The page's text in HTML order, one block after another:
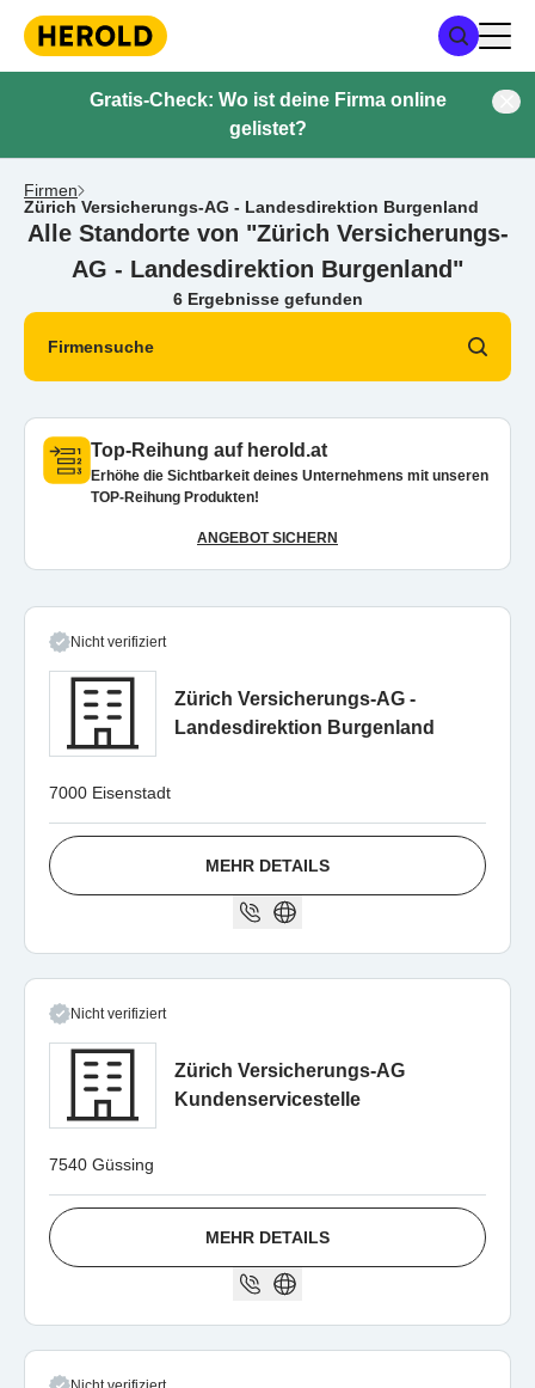
Gratis-Check: Wo ist deine Firma online
gelistet?
Firmen
Zürich Versicherungs-AG - Landesdirektion Burgenland
Alle Standorte von "Zürich Versicherungs-
AG - Landesdirektion Burgenland"
6 Ergebnisse gefunden
Firmensuche
Top-Reihung auf herold.at
Erhöhe die Sichtbarkeit deines Unternehmens mit unseren
TOP-Reihung Produkten!
ANGEBOT SICHERN
Nicht verifiziert
Zürich Versicherungs-AG -
Landesdirektion Burgenland
7000 Eisenstadt
MEHR DETAILS
Nicht verifiziert
Zürich Versicherungs-AG
Kundenservicestelle
7540 Güssing
MEHR DETAILS